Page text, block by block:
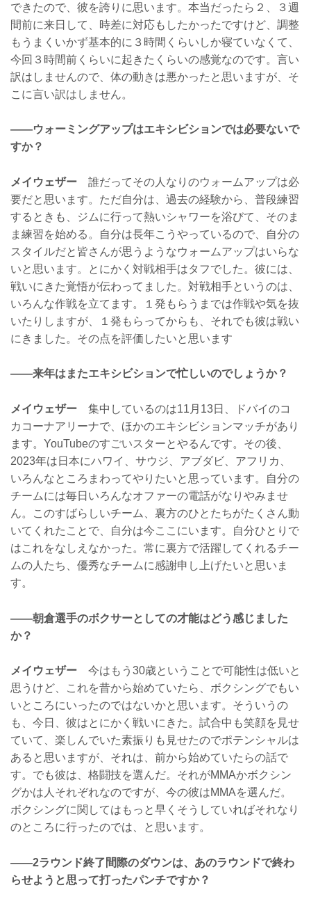
できたので、彼を誇りに思います。本当だったら２、３週
間前に来日して、時差に対応もしたかったですけど、調整
もうまくいかず基本的に３時間くらいしか寝ていなくて、
今回３時間前くらいに起きたくらいの感覚なのです。言い
訳はしませんので、体の動きは悪かったと思いますが、そ
こに言い訳はしません。
——ウォーミングアップはエキシビションでは必要ないで
すか？
メイウェザー 誰だってその人なりのウォームアップは必
要だと思います。ただ自分は、過去の経験から、普段練習
するときも、ジムに行って熱いシャワーを浴びて、そのま
ま練習を始める。自分は長年こうやっているので、自分の
スタイルだと皆さんが思うようなウォームアップはいらな
いと思います。とにかく対戦相手はタフでした。彼には、
戦いにきた覚悟が伝わってました。対戦相手というのは、
いろんな作戦を立てます。１発もらうまでは作戦や気を抜
いたりしますが、１発もらってからも、それでも彼は戦い
にきました。その点を評価したいと思います
——来年はまたエキシビションで忙しいのでしょうか？
メイウェザー 集中しているのは11月13日、ドバイのコ
カコーナアリーナで、ほかのエキシビションマッチがあり
ます。YouTubeのすごいスターとやるんです。その後、
2023年は日本にハワイ、サウジ、アブダビ、アフリカ、
いろんなところまわってやりたいと思っています。自分の
チームには毎日いろんなオファーの電話がなりやみませ
ん。このすばらしいチーム、裏方のひとたちがたくさん動
いてくれたことで、自分は今ここにいます。自分ひとりで
はこれをなしえなかった。常に裏方で活躍してくれるチー
ムの人たち、優秀なチームに感謝申し上げたいと思いま
す。
——朝倉選手のボクサーとしての才能はどう感じました
か？
メイウェザー 今はもう30歳ということで可能性は低いと
思うけど、これを昔から始めていたら、ボクシングでもい
いところにいったのではないかと思います。そういうの
も、今日、彼はとにかく戦いにきた。試合中も笑顔を見せ
ていて、楽しんでいた素振りも見せたのでポテンシャルは
あると思いますが、それは、前から始めていたらの話で
す。でも彼は、格闘技を選んだ。それがMMAかボクシン
グかは人それぞれなのですが、今の彼はMMAを選んだ。
ボクシングに関してはもっと早くそうしていればそれなり
のところに行ったのでは、と思います。
——2ラウンド終了間際のダウンは、あのラウンドで終わ
らせようと思って打ったパンチですか？